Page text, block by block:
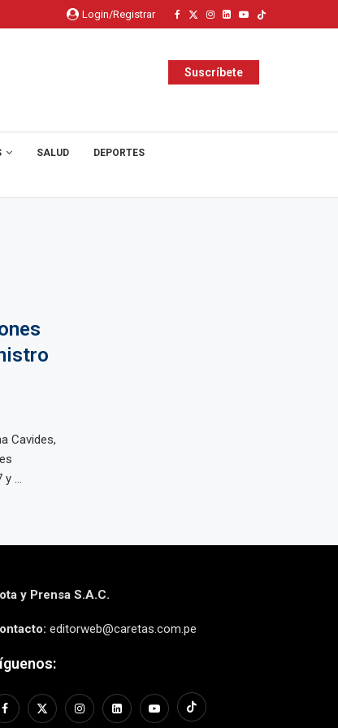
Login/Registrar
Suscríbete
SALUD DEPORTES
Cavides,
...
y Prensa S.A.C.
editorweb@caretas.com.pe